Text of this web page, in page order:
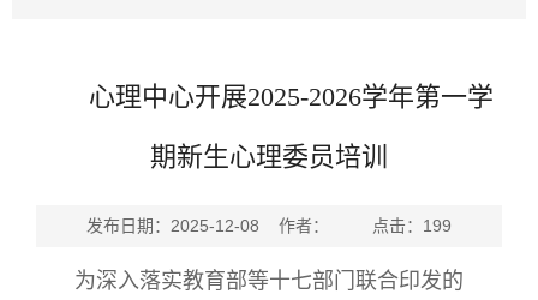
心理中心开展2025-2026学年第一学
期新生心理委员培训
发布日期：2025-12-08 作者： 点击： 199
为深入落实教育部等十七部门联合印发的